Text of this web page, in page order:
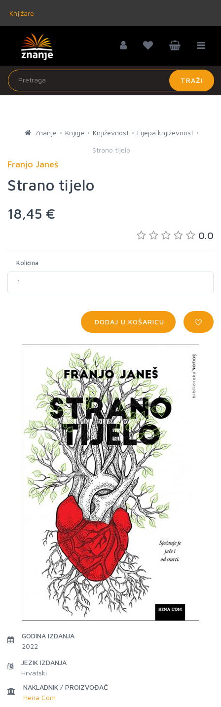
Knjižare
TRAŽI
Znanje Knjige Književnost Lijepa književnost
Strano tijelo
Franjo Janeš
Strano tijelo
18,45 €
0.0
Količina
DODAJ U KOŠARICU
GODINA IZDANJA
2022
JEZIK IZDANJA
Hrvatski
NAKLADNIK / PROIZVOĐAČ
Hena Com